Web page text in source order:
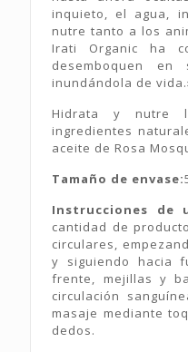
inquieto, el agua,
nutre tanto a los
Irati Organic ha
desemboquen en
inundándola de
Hidrata y nutre
ingredientes
aceite de Rosa
Tamaño de envase:
Instrucciones de
cantidad de
circulares,
y siguiendo hacia
frente, mejillas y
circulación
masaje mediante
dedos.